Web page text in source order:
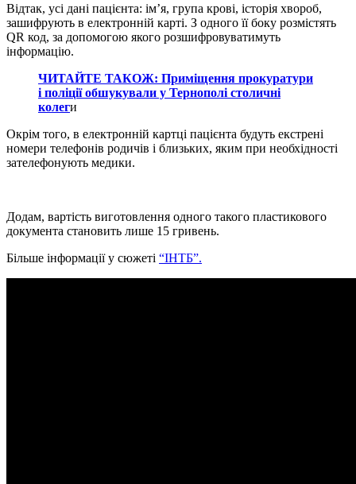
Відтак, усі дані пацієнта: ім’я, група крові, історія хвороб,
зашифрують в електронній карті. З одного її боку розмістять
QR код, за допомогою якого розшифровуватимуть
інформацію.
ЧИТАЙТЕ ТАКОЖ: Приміщення прокуратури
і поліції обшукували у Тернополі столичні
колеги
Окрім того, в електронній картці пацієнта будуть екстрені
номери телефонів родичів і близьких, яким при необхідності
зателефонують медики.
Додам, вартість виготовлення одного такого пластикового
документа становить лише 15 гривень.
Більше інформації у сюжеті “ІНТБ”.